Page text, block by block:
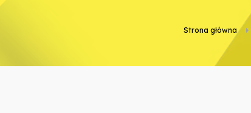
Strona główna